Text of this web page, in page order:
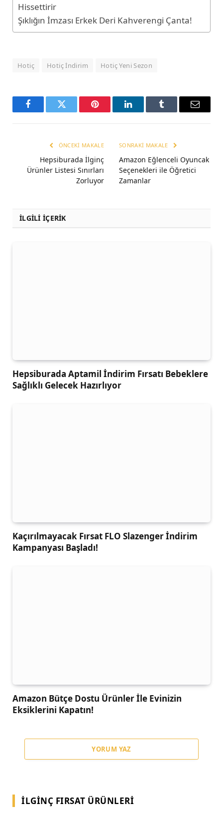
Hissettirir
Şıklığın İmzası Erkek Deri Kahverengi Çanta!
Hotiç Hotiç İndirim Hotiç Yeni Sezon
FacebookTwitter Pinterest LinkedInTumblr Email
ÖNCEKI MAKALE
Hepsiburada İlginç
Ürünler Listesi Sınırları
Zorluyor
SONRAKI MAKALE
Amazon Eğlenceli Oyuncak
Seçenekleri ile Öğretici
Zamanlar
İLGİLİ İÇERİK
Hepsiburada Aptamil İndirim Fırsatı Bebeklere
Sağlıklı Gelecek Hazırlıyor
Kaçırılmayacak Fırsat FLO Slazenger İndirim
Kampanyası Başladı!
Amazon Bütçe Dostu Ürünler İle Evinizin
Eksiklerini Kapatın!
YORUM YAZ
İLGINÇ FIRSAT ÜRÜNLERI